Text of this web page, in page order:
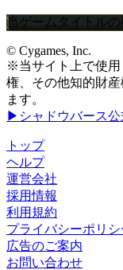
当ゲームタイトルの
© Cygames, Inc.
※当サイト上で使用
権、その他知的財
ます。
▶シャドウバース公
トップ
ヘルプ
運営会社
採用情報
利用規約
プライバシーポリシ
広告のご案内
お問い合わせ